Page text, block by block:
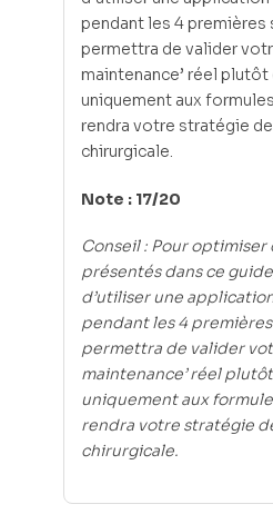
pendant les 4 premières
permettra de valider
maintenance’ réel
uniquement aux
rendra votre stratégie
chirurgicale.
Note : 17/20
Conseil : Pour
présentés dans ce
d’utiliser une
pendant les 4
permettra de valider
maintenance’ réel
uniquement aux
rendra votre stratégie
chirurgicale.